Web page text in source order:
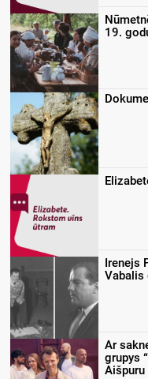
19.
Irenejs
Vabalis
Ar
grupys